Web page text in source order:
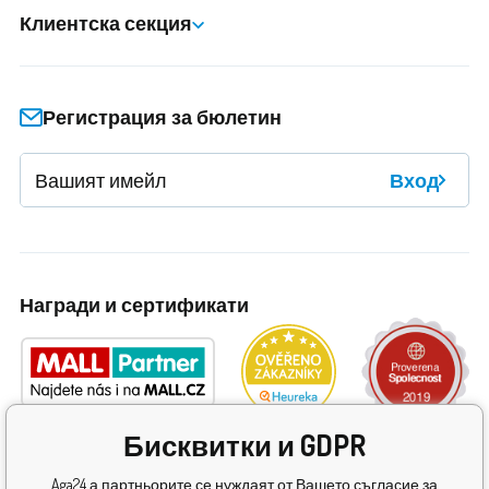
Клиентска секция
Регистрация за бюлетин
Вход
Награди и сертификати
Бисквитки и GDPR
Aga24 а партньорите се нуждаят от Вашето съгласие за